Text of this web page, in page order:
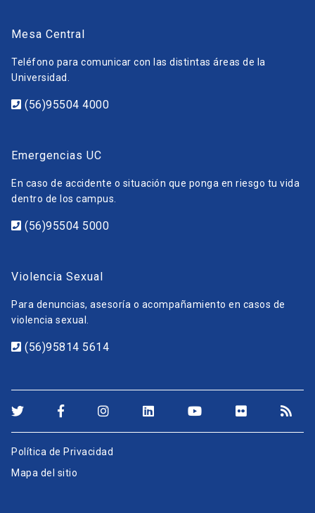
Mesa Central
Teléfono para comunicar con las distintas áreas de la
Universidad.
(56)95504 4000
Emergencias UC
En caso de accidente o situación que ponga en riesgo tu vida
dentro de los campus.
(56)95504 5000
Violencia Sexual
Para denuncias, asesoría o acompañamiento en casos de
violencia sexual.
(56)95814 5614
Política de Privacidad
Mapa del sitio